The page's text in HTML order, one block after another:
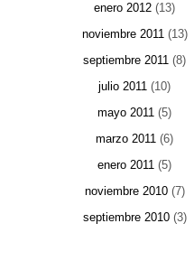
enero 2012 (13)
noviembre 2011(13)
septiembre 2011 (8)
julio 2011 (10)
mayo 2011 (5)
marzo 2011 (6)
enero 2011 (5)
noviembre 2010(7)
septiembre 2010(3)